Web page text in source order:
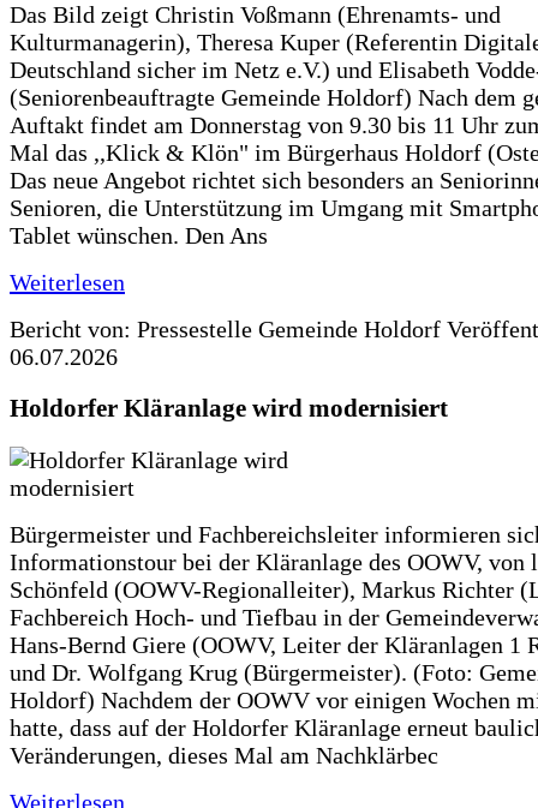
Das Bild zeigt Christin Voßmann (Ehrenamts- und
Kulturmanagerin), Theresa Kuper (Referentin
Deutschland sicher im Netz e.V.) und Elisabeth
(Seniorenbeauftragte Gemeinde Holdorf) Nach dem
Auftakt findet am Donnerstag von 9.30 bis 11 Uhr
Mal das ,,Klick & Klön" im Bürgerhaus Holdorf
Das neue Angebot richtet sich besonders an
Senioren, die Unterstützung im Umgang mit
Tablet wünschen. Den Ans
Weiterlesen
Bericht von: Pressestelle Gemeinde Holdorf
06.07.2026
Holdorfer Kläranlage wird modernisiert
Bürgermeister und Fachbereichsleiter informieren
Informationstour bei der Kläranlage des OOWV, von
Schönfeld (OOWV-Regionalleiter), Markus Richter
Fachbereich Hoch- und Tiefbau in der
Hans-Bernd Giere (OOWV, Leiter der Kläranlagen 1
und Dr. Wolfgang Krug (Bürgermeister). (Foto:
Holdorf) Nachdem der OOWV vor einigen Wochen
hatte, dass auf der Holdorfer Kläranlage erneut
Veränderungen, dieses Mal am Nachklärbec
Weiterlesen